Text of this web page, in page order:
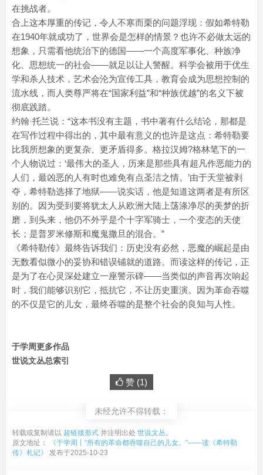
在挑战者。
合上这本厚重的传记，令人不寒而栗的问题浮现：假如希特勒
在1940年就成功了，世界会是怎样的情景？也许不必做太远的
想象，只需看他统治下的德国——一个高度军事化、种族净
化、思想统一的社会——就足以让人警醒。科学会被用于优生
学和杀人技术，艺术会沦为宣传工具，教育会成为思想控制的
流水线，而人类尊严将在“国家利益”和“种族优越”的名义下被
彻底践踏。
约翰·托兰说：“这本书没有主题，书中著有什么结论，那都是
在写作过程中得出的，其中最有意义的也许是这点：希特勒要
比我所想象的更复杂、更矛盾得多。格拉汉姆?格林笔下的一
个人物说过：‘最伟大的圣人，历来是那些具有超凡作恶能力的
人们，最凶恶的人有时也难免有点圣洁之情。’由于天堂被剥
夺，希特勒选择了地狱——说实话，他是知道这两者是有所区
别的。因为受到要将犹太人从欧洲大陆上荡涤净尽的美梦的折
磨，到头来，他仍不外乎是个十字军骑士，一个变态的天使
长；是普罗米修斯和魔鬼撒旦的混合。”
《希特勒传》最终告诉我们：历史没有必然，恶魔的崛起是由
无数看似微小的妥协和错误铺就的道路。而读这样的传记，正
是为了在心灵深处建立一座警示碑——当类似的声音再次响起
时，我们能够识别它，抵抗它，不让历史重演。因为革命吞噬
的不仅是它的儿女，最终吞噬的是整个社会的良知与人性。
于学周更多作品
世说文丛总索引
赞 (1)
未经允许不得转载：
转载或复制请以 超链接形式 并注明出处 世说文丛。
原文地址：
《于学周丨“所有的革命都吞噬自己的儿女。”——读《希特勒
传》札记》
发布于2025-10-23